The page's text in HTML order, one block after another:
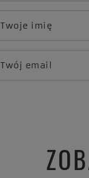
Twoje imię
Twój email